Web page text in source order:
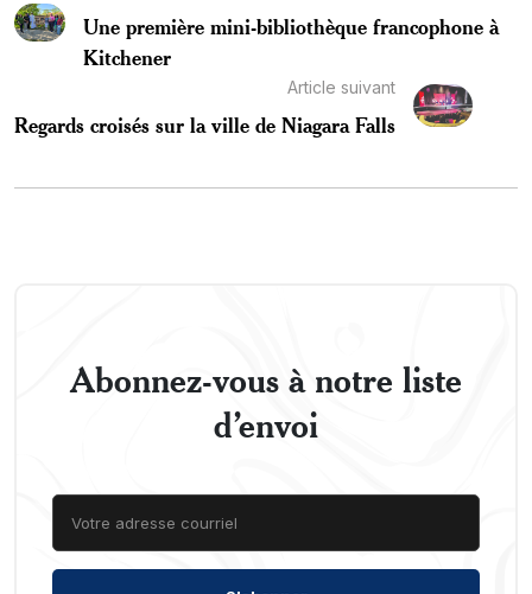
Une première mini-bibliothèque francophone à
Kitchener
Article suivant
Regards croisés sur la ville de Niagara Falls
Abonnez-vous à notre liste
d’envoi